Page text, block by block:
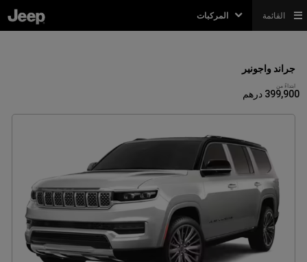
المركبات القائمة
جراند واجونير
ابتداءً من
399,900 درهم